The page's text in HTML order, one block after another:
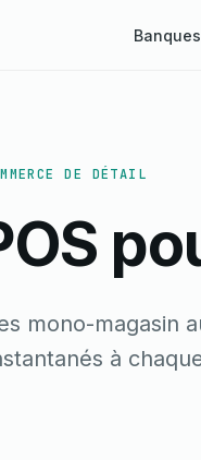
Banques
DE DÉTAIL
mono-magasin
à